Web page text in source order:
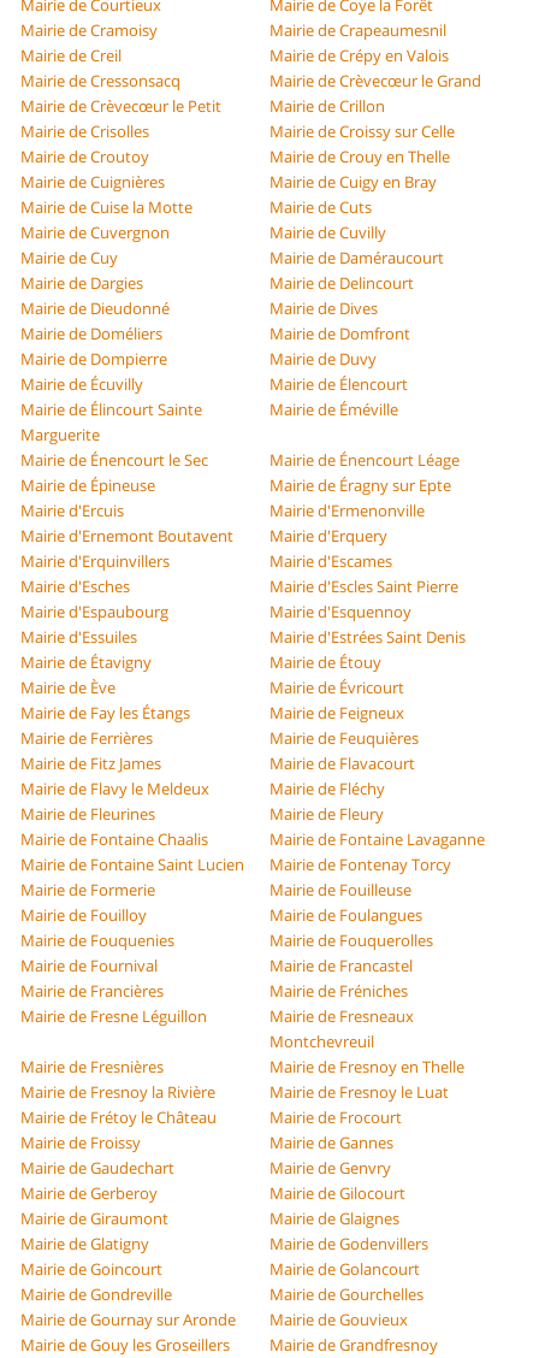
Mairie de Courtieux
Mairie de Coye la Forêt
Mairie de Cramoisy
Mairie de Crapeaumesnil
Mairie de Creil
Mairie de Crépy en Valois
Mairie de Cressonsacq
Mairie de Crèvecœur le Grand
Mairie de Crèvecœur le Petit
Mairie de Crillon
Mairie de Crisolles
Mairie de Croissy sur Celle
Mairie de Croutoy
Mairie de Crouy en Thelle
Mairie de Cuignières
Mairie de Cuigy en Bray
Mairie de Cuise la Motte
Mairie de Cuts
Mairie de Cuvergnon
Mairie de Cuvilly
Mairie de Cuy
Mairie de Daméraucourt
Mairie de Dargies
Mairie de Delincourt
Mairie de Dieudonné
Mairie de Dives
Mairie de Doméliers
Mairie de Domfront
Mairie de Dompierre
Mairie de Duvy
Mairie de Écuvilly
Mairie de Élencourt
Mairie de Élincourt Sainte
Marguerite
Mairie de Éméville
Mairie de Énencourt le Sec
Mairie de Énencourt Léage
Mairie de Épineuse
Mairie de Éragny sur Epte
Mairie d'Ercuis
Mairie d'Ermenonville
Mairie d'Ernemont Boutavent
Mairie d'Erquery
Mairie d'Erquinvillers
Mairie d'Escames
Mairie d'Esches
Mairie d'Escles Saint Pierre
Mairie d'Espaubourg
Mairie d'Esquennoy
Mairie d'Essuiles
Mairie d'Estrées Saint Denis
Mairie de Étavigny
Mairie de Étouy
Mairie de Ève
Mairie de Évricourt
Mairie de Fay les Étangs
Mairie de Feigneux
Mairie de Ferrières
Mairie de Feuquières
Mairie de Fitz James
Mairie de Flavacourt
Mairie de Flavy le Meldeux
Mairie de Fléchy
Mairie de Fleurines
Mairie de Fleury
Mairie de Fontaine Chaalis
Mairie de Fontaine Lavaganne
Mairie de Fontaine Saint Lucien
Mairie de Fontenay Torcy
Mairie de Formerie
Mairie de Fouilleuse
Mairie de Fouilloy
Mairie de Foulangues
Mairie de Fouquenies
Mairie de Fouquerolles
Mairie de Fournival
Mairie de Francastel
Mairie de Francières
Mairie de Fréniches
Mairie de Fresne Léguillon
Mairie de Fresneaux
Montchevreuil
Mairie de Fresnières
Mairie de Fresnoy en Thelle
Mairie de Fresnoy la Rivière
Mairie de Fresnoy le Luat
Mairie de Frétoy le Château
Mairie de Frocourt
Mairie de Froissy
Mairie de Gannes
Mairie de Gaudechart
Mairie de Genvry
Mairie de Gerberoy
Mairie de Gilocourt
Mairie de Giraumont
Mairie de Glaignes
Mairie de Glatigny
Mairie de Godenvillers
Mairie de Goincourt
Mairie de Golancourt
Mairie de Gondreville
Mairie de Gourchelles
Mairie de Gournay sur Aronde
Mairie de Gouvieux
Mairie de Gouy les Groseillers
Mairie de Grandfresnoy